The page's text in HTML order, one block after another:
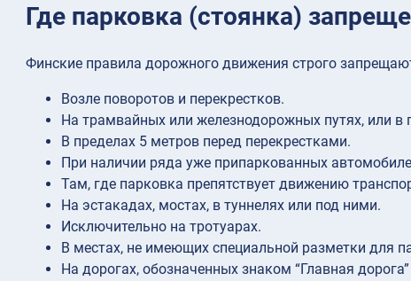
Где парковка (стоянка)
Финские правила дорожного движения строго
Возле поворотов и перекрестков.
На трамвайных или железнодорожных путях, или
В пределах 5 метров перед перекрестками.
При наличии ряда уже припаркованных
Там, где парковка препятствует движению
На эстакадах, мостах, в туннелях или под ними.
Исключительно на тротуарах.
В местах, не имеющих специальной разметки для
На дорогах, обозначенных знаком “Главная